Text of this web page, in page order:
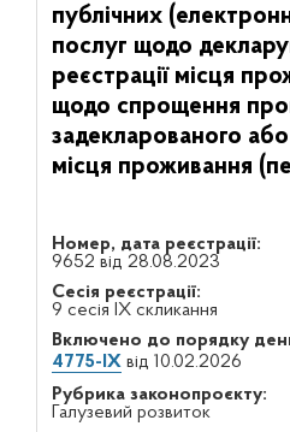
публічних
послуг щодо
реєстрації місця
щодо спрощення
задекларованого
місця проживання
Номер, дата реєстрації:
9652 від 28.08.2023
Сесія реєстрації:
9 сесія IX скликання
Включено до порядку
4775-IXвід 10.02.2026
Рубрика законопроєкту:
Галузевий розвиток